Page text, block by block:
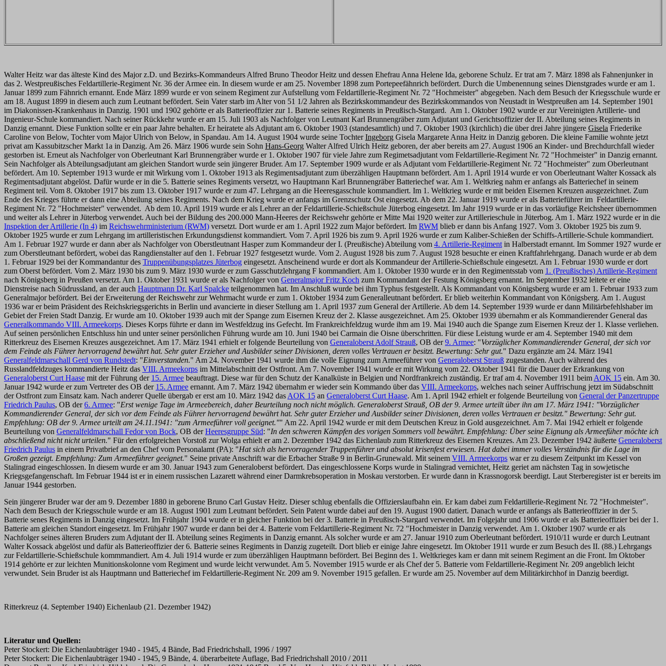
Walter Heitz war das älteste Kind des Major z.D. und Bezirks-Kommandeurs Alfred Bruno Theodor Heitz und dessen Ehefrau Anna Helene Ida, geborene Schulz. Er trat am 7. März 1898 als Fahnenjunker in
das 2. Westpreußisches Feldartillerie-Regiment Nr. 36 der Armee ein. In diesem wurde er am 25. November 1898 zum Portepeefähnrich befördert. Durch die Umbenennung seines Dienstgrades wurde er am 1.
Januar 1899 zum Fähnrich ernannt. Ende März 1899 wurde er von seinem Regiment zur Aufstellung vom Feldartillerie-Regiment Nr. 72 "Hochmeister" abgegeben. Nach dem Besuch der Kriegsschule wurde er
am 18. August 1899 in diesem auch zum Leutnant befördert. Sein Vater starb im Alter von 51 1/2 Jahren als Bezirkskommandeur des Bezirkskommandos von Neustadt in Westpreußen am 14. September 1901
im Diakonissen-Krankenhaus in Danzig. 1901 und 1902 gehörte er als Batterieoffizier zur 1. Batterie seines Regiments in Preußisch-Stargard. Am 1. Oktober 1902 wurde er zur Vereinigten Artillerie- und
Ingenieur-Schule kommandiert. Nach seiner Rückkehr wurde er am 15. Juli 1903 als Nachfolger von Leutnant Karl Brunnengräber zum Adjutant und Gerichtsoffizier der II. Abteilung seines Regiments in
Danzig ernannt. Diese Funktion sollte er ein paar Jahre behalten. Er heiratete als Adjutant am 6. Oktober 1903 (standesamtlich) und 7. Oktober 1903 (kirchlich) die über drei Jahre jüngere Gisela Friederike
Caroline von Below, Tochter vom Major Ulrich von Below, in Spandau. Am 14. August 1904 wurde seine TochterIngeborg Gisela Margarete Anna Heitz in Danzig geboren. Die kleine Familie wohnte jetzt
privat am Kassubitzscher Markt 1a in Danzig. Am 26. März 1906 wurde sein Sohn Hans-Georg Walter Alfred Ulrich Heitz geboren, der aber bereits am 27. August 1906 an Kinder- und Brechdurchfall wieder
gestorben ist. Erneut als Nachfolger von Oberleutnant Karl Brunnengräber wurde er 1. Oktober 1907 für viele Jahre zum Regimetsadjutant vom Feldartillerie-Regiment Nr. 72 "Hochmeister" in Danzig ernannt.
Sein Nachfolger als Abteilungsadjutant am gleichen Standort wurde sein jüngerer Bruder. Am 17. September 1909 wurde er als Adjutant vom Feldartillerie-Regiment Nr. 72 "Hochmeister" zum Oberleutnant
befördert. Am 10. September 1913 wurde er mit Wirkung vom 1. Oktober 1913 als Regimentsadjutant zum überzähligen Hauptmann befördert. Am 1. April 1914 wurde er von Oberleutnant Walter Kossack als
Regimentsadjutant abgelöst. Dafür wurde er in die 5. Batterie seines Regiments versetzt, wo Hauptmann Karl Brunnengräber Batteriechef war. Am 1. Weltkrieg nahm er anfangs als Batteriechef in seinem
Regiment teil. Vom 8. Oktober 1917 bis zum 13. Oktober 1917 wurde er zum 47. Lehrgang an die Heeresgasschule kommandiert. Im 1. Weltkrieg wurde er mit beiden Eisernen Kreuzen ausgezeichnet. Zum
Ende des Krieges führte er dann eine Abteilung seines Regiments. Nach dem Krieg wurde er anfangs im Grenzschutz Ost eingesetzt. Ab dem 22. Januar 1919 wurde er als Batterieführer im Feldartillerie-
Regiment Nr. 72 "Hochmeister" verwendet. Ab dem 10. April 1919 wurde er als Lehrer an der Feldartillerie-Schießschule Jüterbog eingesetzt. Im Jahr 1919 wurde er in das vorläufige Reichsheer übernommen
und weiter als Lehrer in Jüterbog verwendet. Auch bei der Bildung des 200.000 Mann-Heeres der Reichswehr gehörte er Mitte Mai 1920 weiter zur Artillerieschule in Jüterbog. Am 1. März 1922 wurde er in die
Inspektion der Artillerie (In 4) im Reichswehrministerium (RWM) versetzt. Dort wurde er am 1. April 1922 zum Major befördert. Im RWM blieb er dann bis Anfang 1927. Vom 3. Oktober 1925 bis zum 9.
Oktober 1925 wurde er zum Lehrgang im artilleristischen Erkundungsdienst kommandiert. Vom 7. April 1926 bis zum 9. April 1926 wurde er zum Kaliber-Schießen der Schiffs-Artillerie-Schule kommandiert.
Am 1. Februar 1927 wurde er dann aber als Nachfolger von Oberstleutnant Hasper zum Kommandeur der I. (Preußische) Abteilung vom 4. Artillerie-Regiment in Halberstadt ernannt. Im Sommer 1927 wurde er
zum Oberstleutnant befördert, wobei das Rangdienstalter auf den 1. Februar 1927 festgesetzt wurde. Vom 2. August 1928 bis zum 7. August 1928 besuchte er einen Kraftfahrlehrgang. Danach wurde er ab dem
1. Februar 1929 bei der Kommandantur des Truppenübungsplatzes Jüterbog eingesetzt. Anscheinend wurde er dort als Kommandeur der Artillerie-Schießschule eingesetzt. Am 1. Februar 1930 wurde er dort
zum Oberst befördert. Vom 2. März 1930 bis zum 9. März 1930 wurde er zum Gasschutzlehrgang F kommandiert. Am 1. Oktober 1930 wurde er in den Regimentsstab vom 1. (Preußisches) Artillerie-Regiment
nach Königsberg in Preußen versetzt. Am 1. Oktober 1931 wurde er als Nachfolger von Generalmajor Fritz Koch zum Kommandant der Festung Königsberg ernannt. Im September 1932 leitete er eine
Dienstreise nach Südrussland, an der auch Hauptmann Dr. Karl Spalcke teilgenommen hat. Im Anschluß wurde bei ihm Typhus festgestellt. Als Kommandant von Königsberg wurde er am 1. Februar 1933 zum
Generalmajor befördert. Bei der Erweiterung der Reichswehr zur Wehrmacht wurde er zum 1. Oktober 1934 zum Generalleutnant befördert. Er blieb weiterhin Kommandant von Königsberg. Am 1. August
1936 war er beim Präsident des Reichskriegsgerichts in Berlin und avancierte in dieser Stellung am 1. April 1937 zum General der Artillerie. Ab dem 14. September 1939 wurde er dann Militärbefehlshaber im
Gebiet der Freien Stadt Danzig. Er wurde am 10. Oktober 1939 auch mit der Spange zum Eisernen Kreuz der 2. Klasse ausgezeichnet. Am 25. Oktober 1939 übernahm er als Kommandierender General das
Generalkommando VIII. Armeekorps. Dieses Korps führte er dann im Westfeldzug ins Gefecht. Im Frankreichfeldzug wurde ihm am 19. Mai 1940 auch die Spange zum Eisernen Kreuz der 1. Klasse verliehen.
Auf seinen persönlichen Entschluss hin und unter seiner persönlichen Führung wurde am 10. Juni 1940 bei Carmain die Oisne überschritten. Für diese Leistung wurde er am 4. September 1940 mit dem
Ritterkreuz des Eisernen Kreuzes ausgezeichnet. Am 17. März 1941 erhielt er folgende Beurteilung von Generaloberst Adolf Strauß, OB der9. Armee: "Vorzüglicher Kommandierender General, der sich vor
dem Feinde als Führer hervorragend bewährt hat. Sehr guter Erzieher und Ausbilder seiner Divisionen, deren volles Vertrauen er besitzt. Bewertung: Sehr gut." Dazu ergänzte am 24. März 1941
Generalfeldmarschall Gerd von Rundstedt: "Einverstanden." Am 24. November 1941 wurde ihm die volle Eignung zum Armeeführer von Generaloberst Strauß zugestanden. Auch während des
Russlandfeldzuges kommandierte Heitz das VIII. Armeekorps im Mittelabschnitt der Ostfront. Am 7. November 1941 wurde er mit Wirkung vom 22. Oktober 1941 für die Dauer der Erkrankung von
Generaloberst Curt Haase mit der Führung der 15. Armee beauftragt. Diese war für den Schutz der Kanalküste in Belgien und Nordfrankreich zuständig. Er traf am 4. November 1911 beim AOK 15 ein. Am 30.
Januar 1942 wurde er zum Vertreter des OB der 15. Armee ernannt. Am 7. März 1942 übernahm er wieder sein Kommando über das VIII. Armeekorps, welches nach seiner Auffrischung jetzt im Südabschnitt
der Ostfront zum Einsatz kam. Nach anderer Quelle übergab er erst am 10. März 1942 das AOK 15 an Generaloberst Curt Haase. Am 1. April 1942 erhielt er folgende Beurteilung von General der Panzertruppe
Friedrich Paulus, OB der6. Armee: "Erst wenige Tage im Armeebereich, daher Beurteilung noch nicht möglich. Generaloberst Strauß, OB der 9. Armee urteilt über ihn am 17. März 1941: "Vorzüglicher
Kommandierender General, der sich vor dem Feinde als Führer hervorragend bewährt hat. Sehr guter Erzieher und Ausbilder seiner Divisionen, deren volles Vertrauen er besitzt." Bewertung: Sehr gut.
Empfehlung: OB der 9. Armee urteilt am 24.11.1941: "zum Armeeführer voll geeignet."" Am 22. April 1942 wurde er mit dem Deutschen Kreuz in Gold ausgezeichnet. Am 7. Mai 1942 erhielt er folgende
Beurteilung von Generalfeldmarschall Fedor von Bock, OB derHeeresgruppe Süd: "In den schweren Kämpfen des vorigen Sommers voll bewährt. Empfehlung: Über seine Eignung als Armeefüher möchte ich
abschließend nicht nicht urteilen." Für den erfolgreichen Vorstoß zur Wolga erhielt er am 2. Dezember 1942 das Eichenlaub zum Ritterkreuz des Eisernen Kreuzes. Am 23. Dezember 1942 äußerte Generaloberst
Friedrich Paulus in einem Privatbrief an den Chef vom Personalamt (PA): "Hat sich als hervorragender Truppenführer und absolut krisenfest erwiesen. Hat dabei immer volles Verständnis für die Lage im
Großen gezeigt. Empfehlung: Zum Armeeführer geeignet." Seine private Anschrift war die Erbacher Straße 9 in Berlin-Grunewald. Mit seinem VIII. Armeekorps war er zu diesem Zeitpunkt im Kessel von
Stalingrad eingeschlossen. In diesem wurde er am 30. Januar 1943 zum Generaloberst befördert. Das eingeschlossene Korps wurde in Stalingrad vernichtet, Heitz geriet am nächsten Tag in sowjetische
Kriegsgefangenschaft. Im Februar 1944 ist er in einem russischen Lazarett während einer Darmkrebsoperation in Moskau verstorben. Er wurde dann in Krassnogorsk beerdigt. Laut Sterberegister ist er bereits im
Januar 1944 gestorben.
Sein jüngerer Bruder war der am 9. Dezember 1880 in geborene Bruno Carl Gustav Heitz. Dieser schlug ebenfalls die Offizierslaufbahn ein. Er kam dabei zum Feldartillerie-Regiment Nr. 72 "Hochmeister".
Nach dem Besuch der Kriegsschule wurde er am 18. August 1901 zum Leutnant befördert. Sein Patent wurde dabei auf den 19. August 1900 datiert. Danach wurde er anfangs als Batterieoffizier in der 5.
Batterie senes Regiments in Danzig eingesetzt. Im Frühjahr 1904 wurde er in gleicher Funktion bei der 3. Batterie in Preußisch-Stargard verwendet. Im Folgejahr und 1906 wurde er als Batterieoffizier bei der 1.
Batterie am gleichen Standort eingesetzt. Im Frühjahr 1907 wurde er dann bei der 4. Batterie vom Feldartillerie-Regiment Nr. 72 "Hochmeister in Danzig verwendet. Am 1. Oktober 1907 wurde er als
Nachfolger seines älteren Bruders zum Adjutant der II. Abteilung seines Regiments in Danzig ernannt. Als solcher wurde er am 27. Januar 1910 zum Oberleutnant befördert. 1910/11 wurde er durch Leutnant
Walter Kossack abgelöst und dafür als Batterieoffizier der 6. Batterie seines Regiments in Danzig zugeteilt. Dort blieb er einige Jahre eingesetzt. Im Oktober 1911 wurde er zum Besuch des II. (88.) Lehrgangs
zur Feldartillerie-Schießschule kommmandiert. Am 4. Juli 1914 wurde er zum überzähligen Hauptmann befördert. Bei Beginn des 1. Weltkrieges kam er dann mit seinem Regiment an die Front. Im Oktober
1914 gehörte er zur leichten Munitionskolonne vom Regiment und wurde leicht verwundet. Am 5. November 1915 wurde er als Chef der 5. Batterie vom Feldartillerie-Regiment Nr. 209 angeblich leicht
verwundet. Sein Bruder ist als Hauptmann und Batteriechef im Feldartillerie-Regiment Nr. 209 am 9. November 1915 gefallen. Er wurde am 25. November auf dem Militärkirchhof in Danzig beerdigt.
Ritterkreuz (4. September 1940) Eichenlaub (21. Dezember 1942)
Literatur und Quellen:
Peter Stockert: Die Eichenlaubträger 1940 - 1945, 4 Bände, Bad Friedrichshall, 1996 / 1997
Peter Stockert: Die Eichenlaubträger 1940 - 1945, 9 Bände, 4. überarbeitete Auflage, Bad Friedrichshall 2010 / 2011